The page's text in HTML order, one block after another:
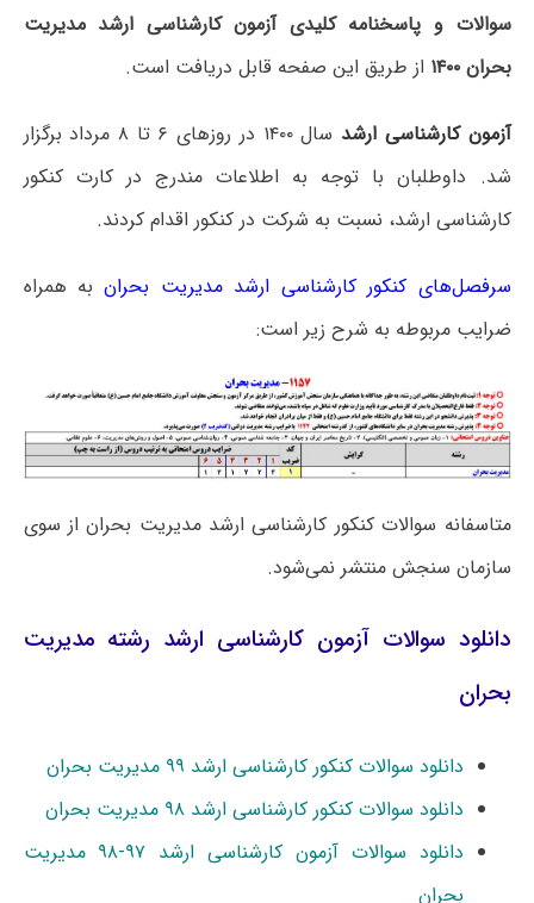
سوالات و پاسخنامه کلیدی آزمون کارشناسی ارشد مدیریت
بحران ۱۴۰۰
از طریق این صفحه قابل دریافت است.
آزمون کارشناسی ارشد
سال ۱۴۰۰ در روزهای ۶ تا ۸ مرداد برگزار
شد. داوطلبان با توجه به اطلاعات مندرج در کارت کنکور
کارشناسی ارشد، نسبت به شرکت در کنکور اقدام کردند.
سرفصل‌های کنکور کارشناسی ارشد مدیریت بحرانبه همراه
ضرایب مربوطه به شرح زیر است:
متاسفانه سوالات کنکور کارشناسی ارشد مدیریت بحران از سوی
سازمان سنجش منتشر نمی‌شود.
دانلود سوالات آزمون کارشناسی ارشد رشته مدیریت
بحران
دانلود سوالات کنکور کارشناسی ارشد ۹۹ مدیریت بحران
دانلود سوالات کنکور کارشناسی ارشد ۹۸ مدیریت بحران
دانلود سوالات آزمون کارشناسی ارشد ۹۷-۹۸ مدیریت
بحران